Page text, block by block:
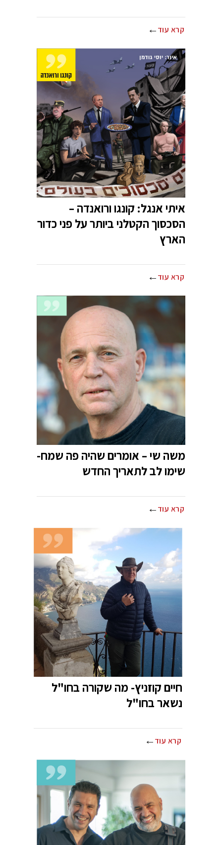
קרא עוד
איתי אנגל: קונגו ורואנדה –
הסכסוך הקטלני ביותר על פני כדור
הארץ
קרא עוד
משה שי – אומרים שהיה פה שמח-
שימו לב לתאריך החדש
קרא עוד
חיים קוזניץ- מה שקורה בחו"ל
נשאר בחו"ל
קרא עוד